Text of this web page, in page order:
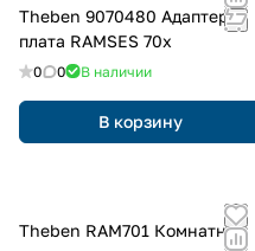
Theben 9070480 Адаптер-
плата RAMSES 70x
0 0 В наличии
В корзину
Theben RAM701 Комнатный